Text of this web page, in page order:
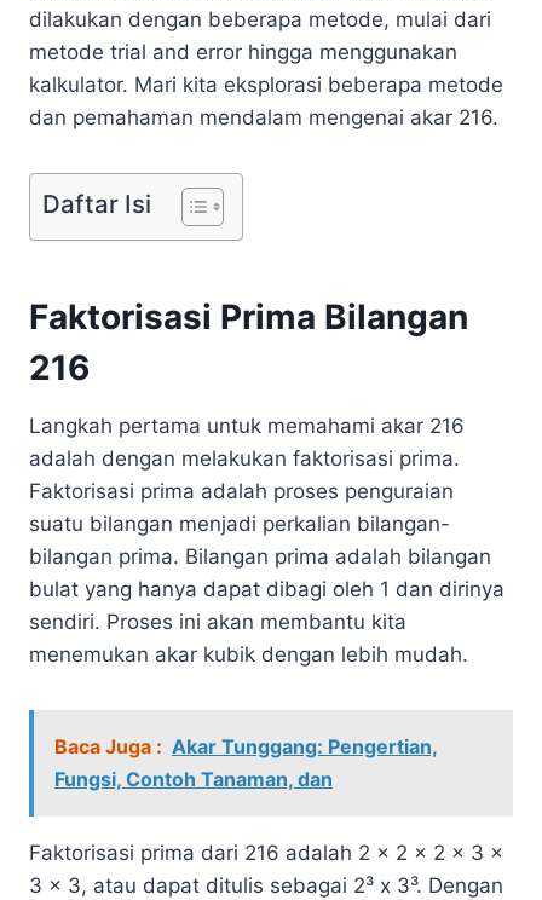
dilakukan dengan beberapa metode, mulai dari
metode trial and error hingga menggunakan
kalkulator. Mari kita eksplorasi beberapa metode
dan pemahaman mendalam mengenai akar 216.
Daftar Isi
Faktorisasi Prima Bilangan
216
Langkah pertama untuk memahami akar 216
adalah dengan melakukan faktorisasi prima.
Faktorisasi prima adalah proses penguraian
suatu bilangan menjadi perkalian bilangan-
bilangan prima. Bilangan prima adalah bilangan
bulat yang hanya dapat dibagi oleh 1 dan dirinya
sendiri. Proses ini akan membantu kita
menemukan akar kubik dengan lebih mudah.
Baca Juga : Akar Tunggang: Pengertian,
Fungsi, Contoh Tanaman, dan
Faktorisasi prima dari 216 adalah 2 x 2 x 2 x 3 x
3 x 3, atau dapat ditulis sebagai 2³ x 3³. Dengan